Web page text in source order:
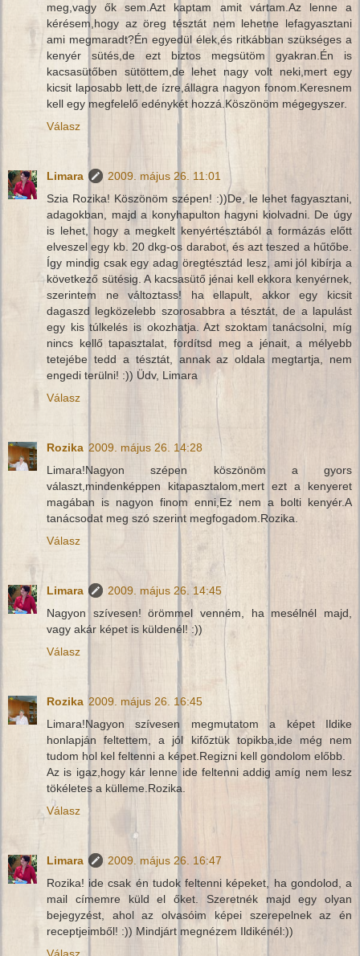
meg,vagy ők sem.Azt kaptam amit vártam.Az lenne a
kérésem,hogy az öreg tésztát nem lehetne lefagyasztani
ami megmaradt?Én egyedül élek,és ritkábban szükséges a
kenyér sütés,de ezt biztos megsütöm gyakran.Én is
kacsasütőben sütöttem,de lehet nagy volt neki,mert egy
kicsit laposabb lett,de ízre,állagra nagyon fonom.Keresnem
kell egy megfelelő edénykét hozzá.Köszönöm mégegyszer.
Válasz
Limara
2009. május 26. 11:01
Szia Rozika! Köszönöm szépen! :))De, le lehet fagyasztani,
adagokban, majd a konyhapulton hagyni kiolvadni. De úgy
is lehet, hogy a megkelt kenyértésztából a formázás előtt
elveszel egy kb. 20 dkg-os darabot, és azt teszed a hűtőbe.
Így mindig csak egy adag öregtésztád lesz, ami jól kibírja a
következő sütésig. A kacsasütő jénai kell ekkora kenyérnek,
szerintem ne változtass! ha ellapult, akkor egy kicsit
dagaszd legközelebb szorosabbra a tésztát, de a lapulást
egy kis túlkelés is okozhatja. Azt szoktam tanácsolni, míg
nincs kellő tapasztalat, fordítsd meg a jénait, a mélyebb
tetejébe tedd a tésztát, annak az oldala megtartja, nem
engedi terülni! :)) Üdv, Limara
Válasz
Rozika 2009. május 26. 14:28
Limara!Nagyon szépen köszönöm a gyors
választ,mindenképpen kitapasztalom,mert ezt a kenyeret
magában is nagyon finom enni,Ez nem a bolti kenyér.A
tanácsodat meg szó szerint megfogadom.Rozika.
Válasz
Limara
2009. május 26. 14:45
Nagyon szívesen! örömmel venném, ha mesélnél majd,
vagy akár képet is küldenél! :))
Válasz
Rozika 2009. május 26. 16:45
Limara!Nagyon szívesen megmutatom a képet Ildike
honlapján feltettem, a jól kifőztük topikba,ide még nem
tudom hol kel feltenni a képet.Regizni kell gondolom előbb.
Az is igaz,hogy kár lenne ide feltenni addig amíg nem lesz
tökéletes a külleme.Rozika.
Válasz
Limara
2009. május 26. 16:47
Rozika! ide csak én tudok feltenni képeket, ha gondolod, a
mail címemre küld el őket. Szeretnék majd egy olyan
bejegyzést, ahol az olvasóim képei szerepelnek az én
receptjeimből! :)) Mindjárt megnézem Ildikénél:))